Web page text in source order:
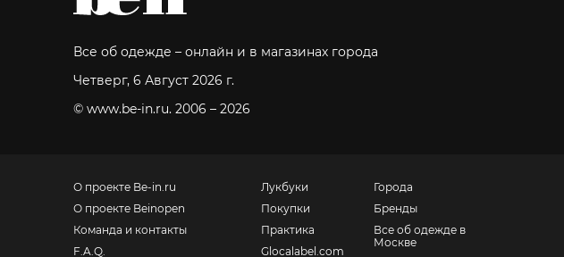
Все об одежде – онлайн и в магазинах города
Четверг, 6 Август 2026 г.
© www.be-in.ru. 2006 – 2026
О проекте Be-in.ru
О проекте Beinopen
Команда и контакты
F.A.Q.
Лукбуки
Покупки
Практика
Glocalabel.com
Города
Бренды
Все об одежде в
Москве